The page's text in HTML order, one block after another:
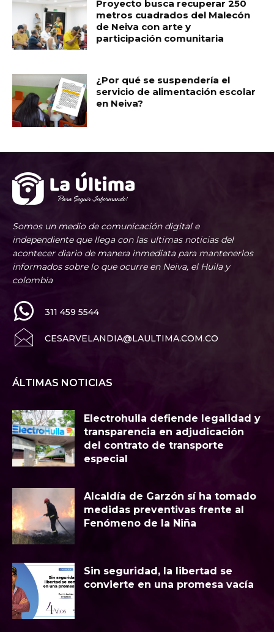
Proyecto busca recuperar 250
metros cuadrados del Malecón
de Neiva con arte y
participación comunitaria
¿Por qué se suspendería el
servicio de alimentación escolar
en Neiva?
Somos un medio de comunicación digital e
independiente que llega con las ultimas noticias del
acontecer diario de manera inmediata para mantenerlos
informados sobre lo que ocurre en Neiva, el Huila y
colombia
311 459 5544
CESARVELANDIA@LAULTIMA.COM.CO
ÁLTIMAS NOTICIAS
Electrohuila defiende legalidad y
transparencia en adjudicación
del contrato de transporte
especial
Alcaldía de Garzón sí ha tomado
medidas preventivas frente al
Fenómeno de la Niña
Sin seguridad, la libertad se
convierte en una promesa vacía